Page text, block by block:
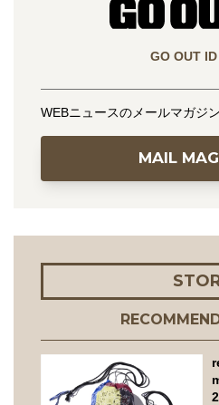
GO OUT ID
WEBニュースのメールマガジ
MAIL